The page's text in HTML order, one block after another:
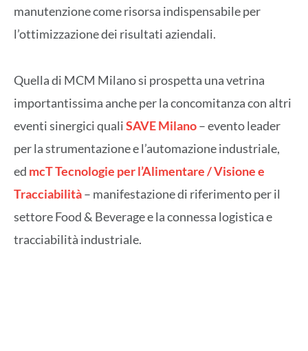
manutenzione come risorsa indispensabile per
l’ottimizzazione dei risultati aziendali.
Quella di MCM Milano si prospetta una vetrina
importantissima anche per la concomitanza con altri
eventi sinergici qualiSAVE Milano– evento leader
per la strumentazione e l’automazione industriale,
ed mcT Tecnologie per l’Alimentare / Visione e
Tracciabilità– manifestazione di riferimento per il
settore Food & Beverage e la connessa logistica e
tracciabilità industriale.